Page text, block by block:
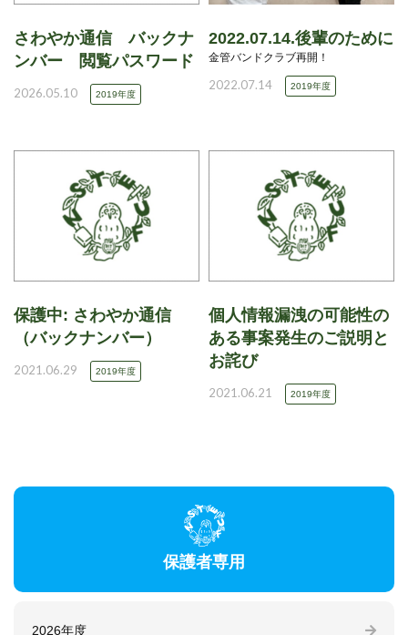
さわやか通信 バックナ
ンバー 閲覧パスワード
2026.05.10 2019年度
2022.07.14.後輩のために
金管バンドクラブ再開！
2022.07.14 2019年度
保護中: さわやか通信
（バックナンバー）
2021.06.29 2019年度
個人情報漏洩の可能性の
ある事案発生のご説明と
お詫び
2021.06.21 2019年度
保護者専用
2026年度